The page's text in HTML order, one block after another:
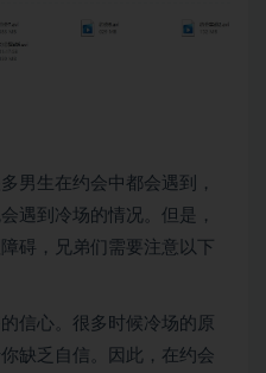
男生在约会中都会遇到，
遇到冷场的情况。但是，
碍，兄弟们需要注意以下
信心。很多时候冷场的原
缺乏自信。因此，在约会